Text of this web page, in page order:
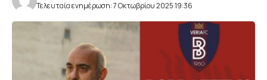
Τελευταία ενημέρωση: 7 Οκτωβρίου 2025 19:36